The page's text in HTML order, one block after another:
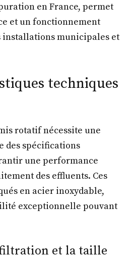
en France, permet
et un fonctionnement
installations municipales et
techniques
rotatif nécessite une
des spécifications
une performance
des effluents. Ces
en acier inoxydable,
exceptionnelle pouvant
et la taille